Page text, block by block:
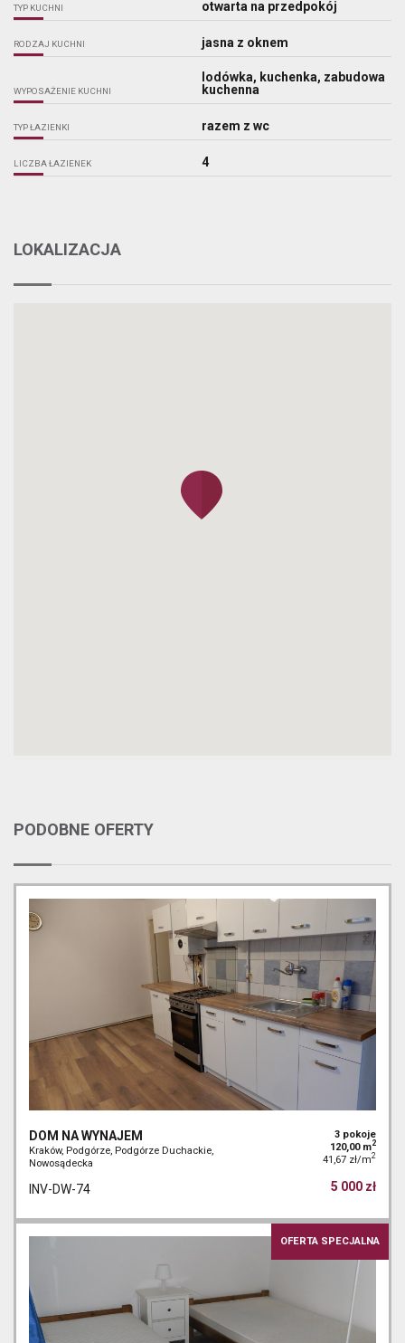
TYP KUCHNI otwarta na przedpokój
RODZAJ KUCHNI jasna z oknem
WYPOSAŻENIE KUCHNI
lodówka, kuchenka, zabudowa
kuchenna
TYP ŁAZIENKI razem z wc
LICZBA ŁAZIENEK 4
LOKALIZACJA
PODOBNE OFERTY
DOM NA WYNAJEM
Kraków, Podgórze, Podgórze Duchackie,
Nowosądecka
3 pokoje
120,00 m2
41,67 zł/m2
INV-DW-74 5 000 zł
OFERTA SPECJALNA